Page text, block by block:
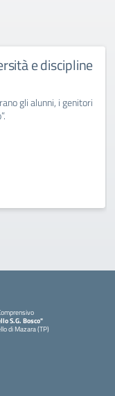
e discipline
gli alunni, i genitori
S.G. Bosco"
di Mazara (TP)
pagina iniziale della scuola